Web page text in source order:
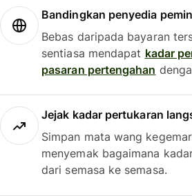
Bandingkan penyedia
Bebas daripada bayaran
sentiasa mendapat kadar
pasaran pertengahan
Jejak kadar pertukaran
Simpan mata wang
menyemak bagaimana
dari semasa ke semasa.